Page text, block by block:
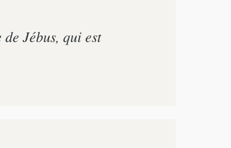
Jébus, qui est